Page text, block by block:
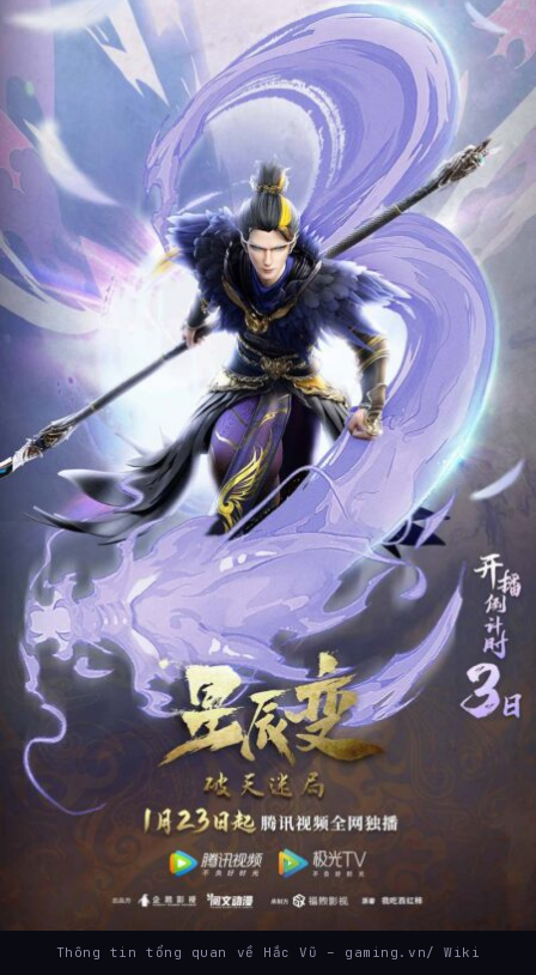
Thông tin tổng quan về Hắc Vũ – gaming.vn/ Wiki